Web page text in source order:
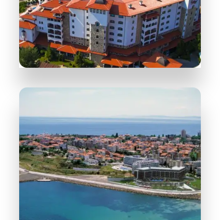
ПОДРОБНЕЕ
Солнечный Берег